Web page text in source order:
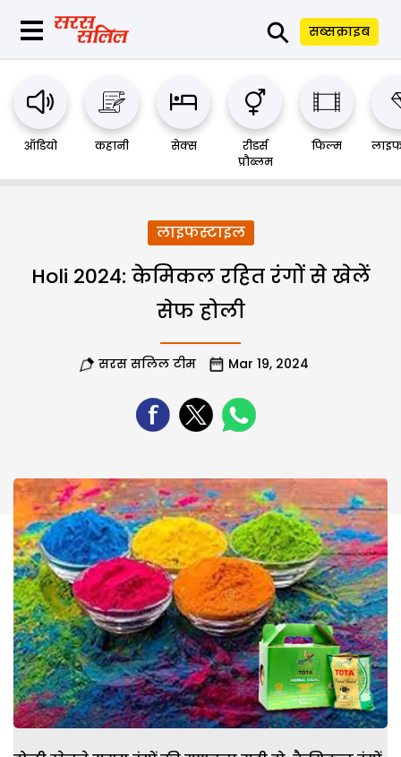
⚲ सब्सक्राइब
ऑडियो कहानी सेक्स
रीडर्स
प्रौब्लम
फिल्म
लाइफस्टाइल
Holi 2024: केमिकल रहित रंगों से खेलें
सेफ होली
सरस सलिल टीम Mar 19, 2024